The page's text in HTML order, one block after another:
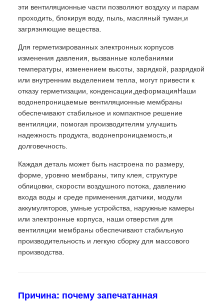
эти вентиляционные части позволяют воздуху и парам
проходить, блокируя воду, пыль, масляный туман,и
загрязняющие вещества.
Для герметизированных электронных корпусов
изменения давления, вызванные колебаниями
температуры, изменением высоты, зарядкой, разрядкой
или внутренним выделением тепла, могут привести к
отказу герметизации, конденсации,деформацияНаши
водонепроницаемые вентиляционные мембраны
обеспечивают стабильное и компактное решение
вентиляции, помогая производителям улучшить
надежность продукта, водонепроницаемость,и
долговечность.
Каждая деталь может быть настроена по размеру,
форме, уровню мембраны, типу клея, структуре
облицовки, скорости воздушного потока, давлению
входа воды и среде применения.датчики, модули
аккумуляторов, умные устройства, наружные камеры
или электронные корпуса, наши отверстия для
вентиляции мембраны обеспечивают стабильную
производительность и легкую сборку для массового
производства.
Причина: почему запечатанная